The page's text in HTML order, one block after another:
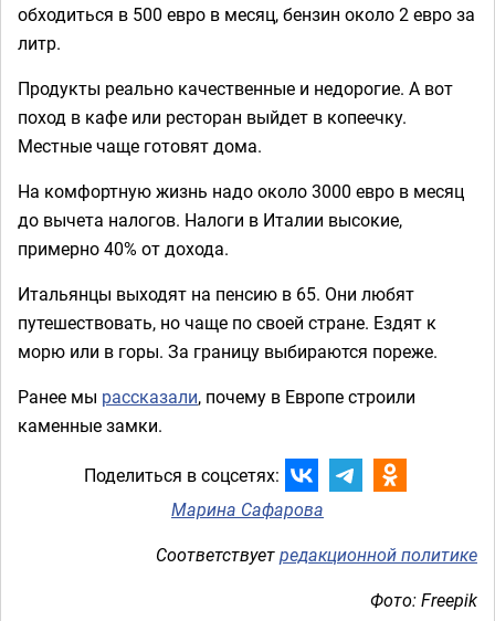
обходиться в 500 евро в месяц, бензин около 2 евро за
литр.
Продукты реально качественные и недорогие. А вот
поход в кафе или ресторан выйдет в копеечку.
Местные чаще готовят дома.
На комфортную жизнь надо около 3000 евро в месяц
до вычета налогов. Налоги в Италии высокие,
примерно 40% от дохода.
Итальянцы выходят на пенсию в 65. Они любят
путешествовать, но чаще по своей стране. Ездят к
морю или в горы. За границу выбираются пореже.
Ранее мы рассказали, почему в Европе строили
каменные замки.
Поделиться в соцсетях:
Марина Сафарова
Соответствуетредакционной политике
Фото: Freepik